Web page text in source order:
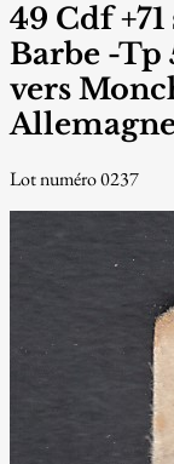
49 Cdf
Barbe -Tp
vers
Lot numéro 0237